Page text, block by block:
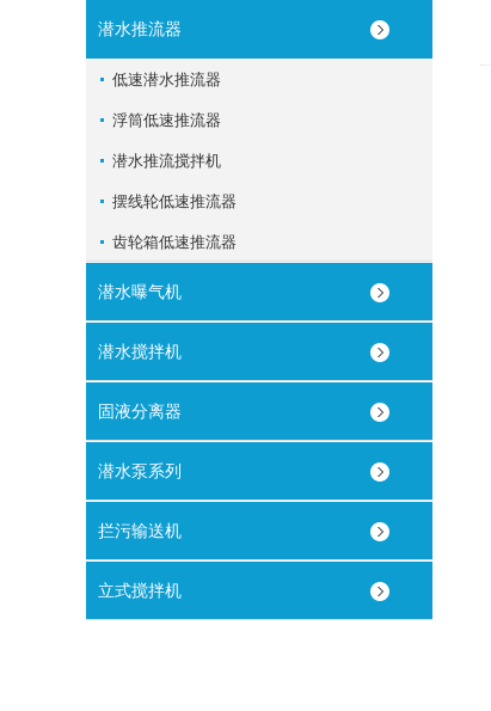
潜水推流器
低速潜水推流器
浮筒低速推流器
潜水推流搅拌机
摆线轮低速推流器
齿轮箱低速推流器
潜水曝气机
潜水搅拌机
固液分离器
潜水泵系列
拦污输送机
立式搅拌机